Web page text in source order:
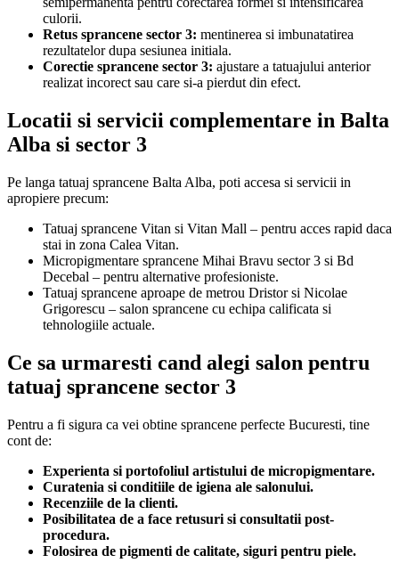
culorii.
Retus sprancene sector 3: mentinerea si imbunatatirea
rezultatelor dupa sesiunea initiala.
Corectie sprancene sector 3: ajustare a tatuajului anterior
realizat incorect sau care si-a pierdut din efect.
Locatii si servicii complementare in Balta
Alba si sector 3
Pe langa tatuaj sprancene Balta Alba, poti accesa si servicii in
apropiere precum:
Tatuaj sprancene Vitan si Vitan Mall – pentru acces rapid daca
stai in zona Calea Vitan.
Micropigmentare sprancene Mihai Bravu sector 3 si Bd
Decebal – pentru alternative profesioniste.
Tatuaj sprancene aproape de metrou Dristor si Nicolae
Grigorescu – salon sprancene cu echipa calificata si
tehnologiile actuale.
Ce sa urmaresti cand alegi salon pentru
tatuaj sprancene sector 3
Pentru a fi sigura ca vei obtine sprancene perfecte Bucuresti, tine
cont de:
Experienta si portofoliul artistului de micropigmentare.
Curatenia si conditiile de igiena ale salonului.
Recenziile de la clienti.
Posibilitatea de a face retusuri si consultatii post-
procedura.
Folosirea de pigmenti de calitate, siguri pentru piele.